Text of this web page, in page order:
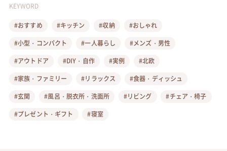
KEYWORD
#おすすめ #キッチン #収納
#おしゃれ
#小型・コンパクト
#一人暮らし
#メンズ・男性
#アウトドア
#DIY・自作 #実例
#北欧
#家族・ファミリー
#リラックス
#食器・ディッシュ
#玄関
#風呂・脱衣所・洗面所 #リビング
#チェア・椅子
#プレゼント・ギフト
#寝室